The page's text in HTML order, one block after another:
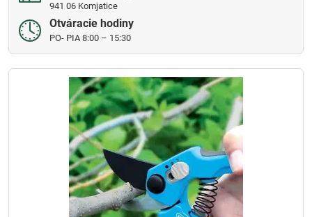
941 06 Komjatice
Otváracie hodiny
PO- PIA 8:00 – 15:30